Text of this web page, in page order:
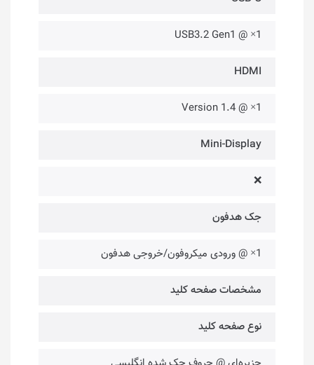
1× @ USB3.2 Gen1
HDMI
1× @ Version 1.4
Mini-Display
❌
جک هدفون
1× @ ورودی میکروفون/خروجی هدفون
مشخصات صفحه کلید
نوع صفحه کلید